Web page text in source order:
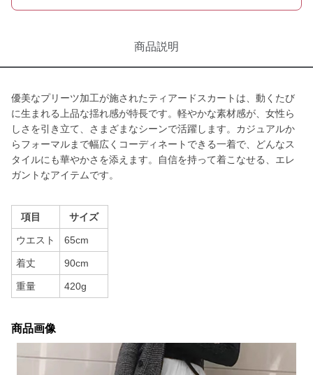
商品説明
優美なプリーツ加工が施されたティアードスカートは、動くたび
に生まれる上品な揺れ感が特長です。軽やかな素材感が、女性ら
しさを引き立て、さまざまなシーンで活躍します。カジュアルか
らフォーマルまで幅広くコーディネートできる一着で、どんなス
タイルにも華やかさを添えます。自信を持って着こなせる、エレ
ガントなアイテムです。
項目 サイズ
ウエスト 65cm
着丈 90cm
重量 420g
商品画像